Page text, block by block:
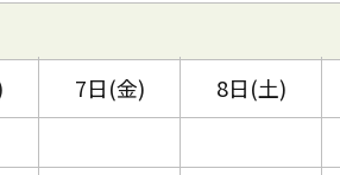
7日(金) 8日(土)